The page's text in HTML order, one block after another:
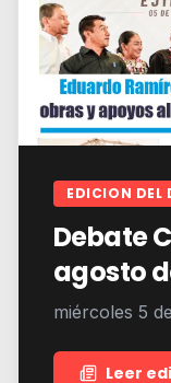
EDICION DEL
Debate
agosto
miércoles 5
Leer